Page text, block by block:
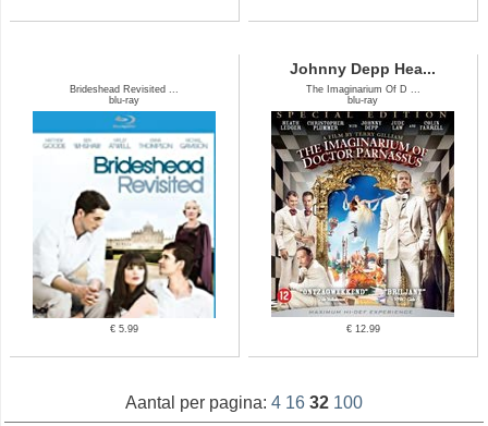
Brideshead Revisited ...
blu-ray
€ 5.99
Johnny Depp Hea...
The Imaginarium Of D ...
blu-ray
€ 12.99
Aantal per pagina: 4 16 32 100